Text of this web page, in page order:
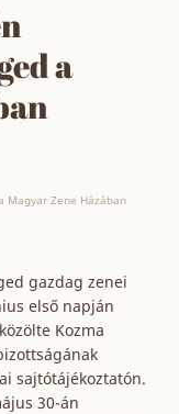
a
Magyar Zene Házában
gazdag zenei
első napján
Kozma
sajtótájékoztatón.
30-án